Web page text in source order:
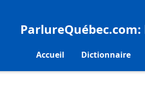
ParlureQuébec.com:
Accueil Dictionnaire